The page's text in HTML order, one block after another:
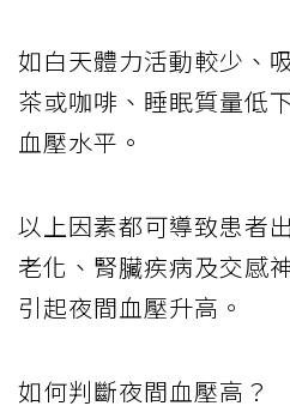
如白天體力活動較少、
茶或咖啡、睡眠質量低
血壓水平。
以上因素都可導致患者
老化、腎臟疾病及交感
引起夜間血壓升高。
如何判斷夜間血壓高？